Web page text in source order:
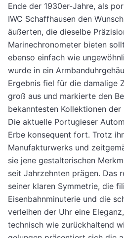
Ende der 1930er-Jahre, als
IWC Schaffhausen den
äußerten, die dieselbe
Marinechronometer bieten
ebenso einfach wie
wurde in ein
Ergebnis fiel für die damalige
groß aus und markierte den
bekanntesten Kollektionen
Die aktuelle Portugieser
Erbe konsequent fort. Trotz
Manufakturwerks und
sie jene gestalterischen
seit Jahrzehnten prägen. Das
seiner klaren Symmetrie, die
Eisenbahnminuterie und die
verleihen der Uhr eine
technisch wie zurückhaltend